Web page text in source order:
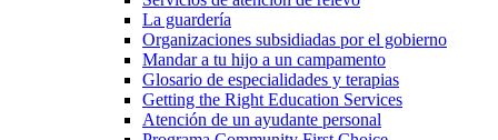
La guardería
Organizaciones subsidiadas por el gobierno
Mandar a tu hijo a un campamento
Glosario de especialidades y terapias
Getting the Right Education Services
Atención de un ayudante personal